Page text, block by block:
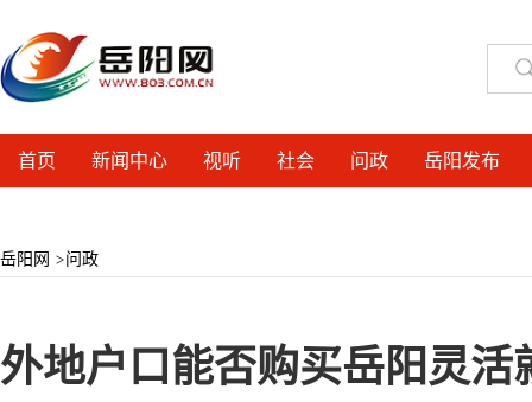
首页 新闻中心 视听 社会 问政 岳阳发布
岳阳网 >问政
外地户口能否购买岳阳灵